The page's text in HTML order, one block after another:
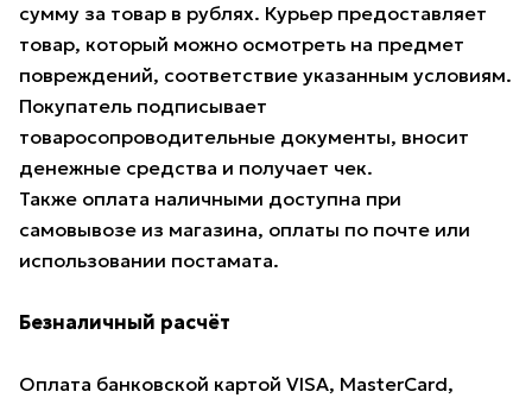
сумму за товар в рублях. Курьер предоставляет
товар, который можно осмотреть на предмет
повреждений, соответствие указанным условиям.
Покупатель подписывает
товаросопроводительные документы, вносит
денежные средства и получает чек.
Также оплата наличными доступна при
самовывозе из магазина, оплаты по почте или
использовании постамата.
Безналичный расчёт
Оплата банковской картой VISA, MasterCard,